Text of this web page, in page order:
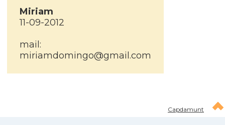
Miriam
11-09-2012
mail:
miriamdomingo@gmail.com
Capdamunt